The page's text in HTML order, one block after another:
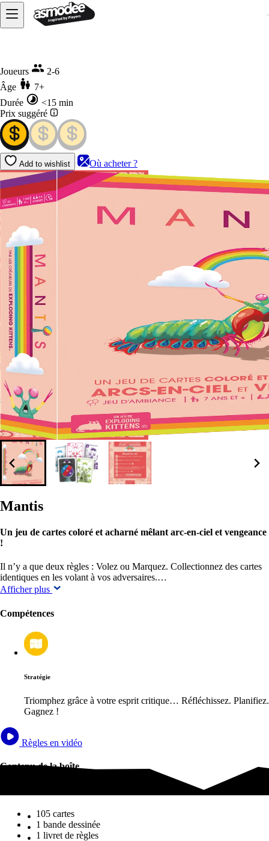
Joueurs
2-6
Âge
7+
Durée
<15 min
Prix suggéré
Add to wishlist Où acheter ?
Mantis
Un jeu de cartes coloré et acharné mêlant arc-en-ciel et vengeance
!
Il n’y a que deux règles : Volez ou Marquez. Collectionnez des cartes
identiques en les volant à vos adversaires.…
Afficher plus
Compétences
Stratégie
Triomphez grâce à votre esprit critique… Réfléchissez. Planifiez.
Gagnez !
Règles en vidéo
Contenu de la boîte
105 cartes
1 bande dessinée
1 livret de règles